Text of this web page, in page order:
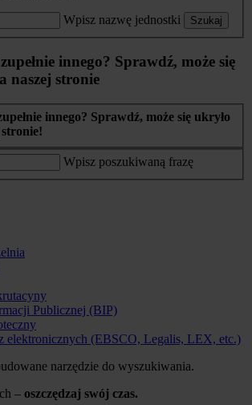
Wpisz nazwę jednostki Szukaj
innego? Sprawdź, może się
naszej stronie
innego? Sprawdź, może się ukryło
stronie!
Wpisz poszukiwaną frazę
Publicznej (BIP)
elektronicznych (EBSCO, Legalis, LEX, etc.)
narzędzie do wyszukiwania.
– oszczędzaj swój czas.